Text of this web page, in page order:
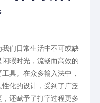
们日常生活中不可或缺
暇时光，流畅而高效的
具。在众多输入法中，
化的设计，受到了广泛
还赋予了打字过程更多